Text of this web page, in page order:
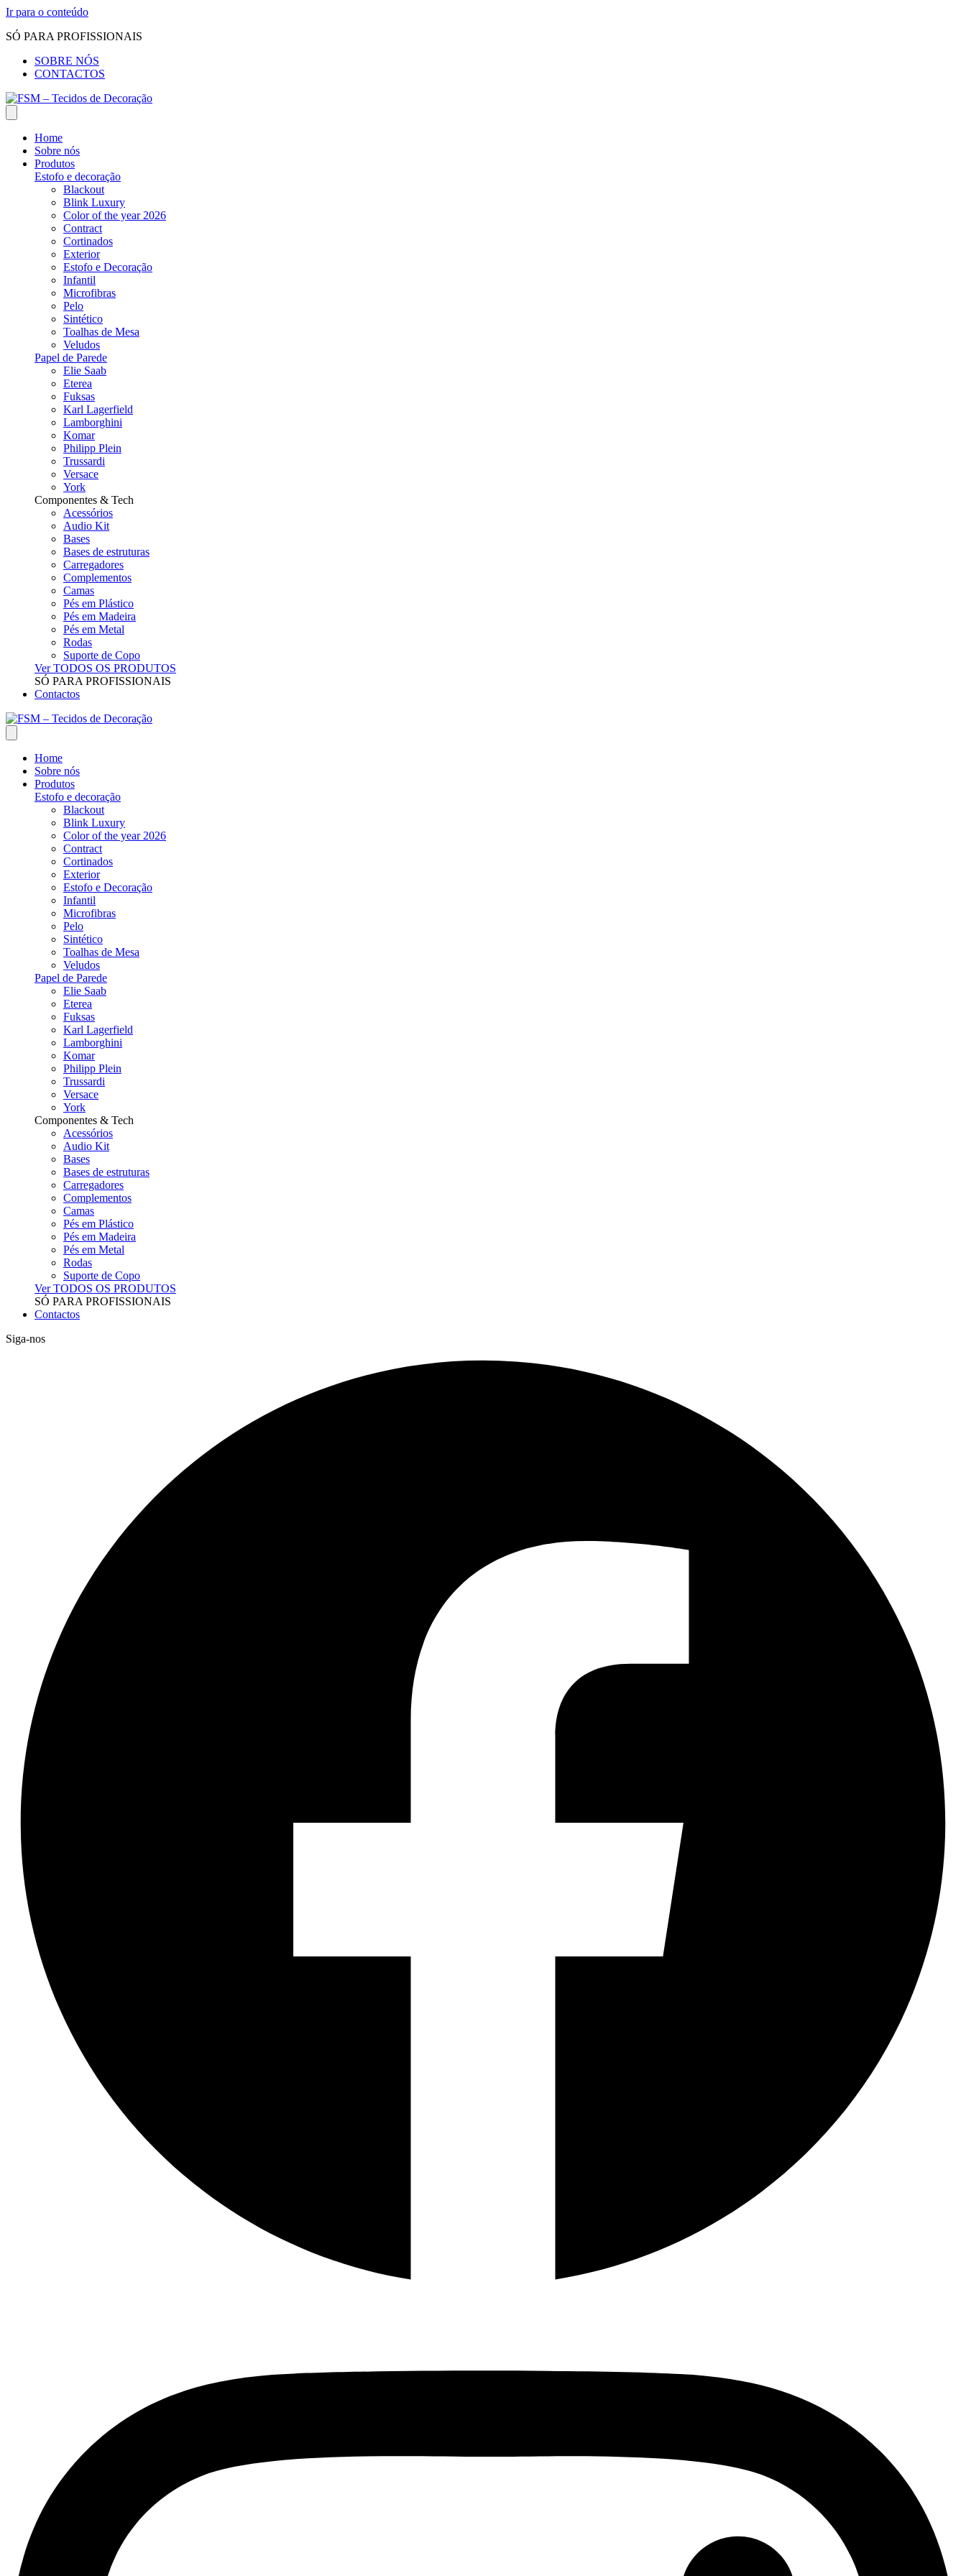
Ir para o conteúdo
SÓ PARA PROFISSIONAIS
SOBRE NÓS
CONTACTOS
Home
Sobre nós
Produtos
Estofo e decoração
Blackout
Blink Luxury
Color of the year 2026
Contract
Cortinados
Exterior
Estofo e Decoração
Infantil
Microfibras
Pelo
Sintético
Toalhas de Mesa
Veludos
Papel de Parede
Elie Saab
Eterea
Fuksas
Karl Lagerfield
Lamborghini
Komar
Philipp Plein
Trussardi
Versace
York
Componentes & Tech
Acessórios
Audio Kit
Bases
Bases de estruturas
Carregadores
Complementos
Camas
Pés em Plástico
Pés em Madeira
Pés em Metal
Rodas
Suporte de Copo
Ver TODOS OS PRODUTOS
SÓ PARA PROFISSIONAIS
Contactos
Home
Sobre nós
Produtos
Estofo e decoração
Blackout
Blink Luxury
Color of the year 2026
Contract
Cortinados
Exterior
Estofo e Decoração
Infantil
Microfibras
Pelo
Sintético
Toalhas de Mesa
Veludos
Papel de Parede
Elie Saab
Eterea
Fuksas
Karl Lagerfield
Lamborghini
Komar
Philipp Plein
Trussardi
Versace
York
Componentes & Tech
Acessórios
Audio Kit
Bases
Bases de estruturas
Carregadores
Complementos
Camas
Pés em Plástico
Pés em Madeira
Pés em Metal
Rodas
Suporte de Copo
Ver TODOS OS PRODUTOS
SÓ PARA PROFISSIONAIS
Contactos
Siga-nos